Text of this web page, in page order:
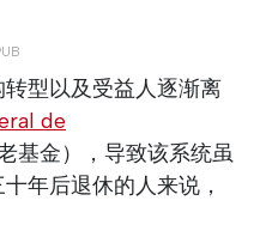
型以及受益人逐渐离
de
基金），导致该系统虽
年后退休的人来说，